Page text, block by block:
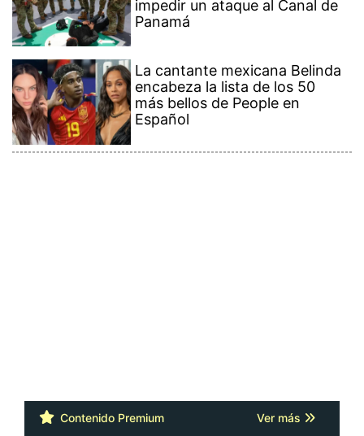
impedir un ataque al Canal de
Panamá
La cantante mexicana Belinda
encabeza la lista de los 50
más bellos de People en
Español
Contenido Premium Ver más